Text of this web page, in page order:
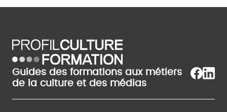
Guides des formations aux métiers
de la culture et des médias